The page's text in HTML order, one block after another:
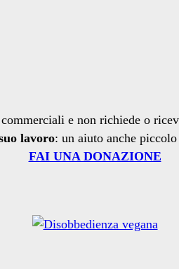
e non richiede o
lavoro: un aiuto anche
FAI UNA DONAZIONE